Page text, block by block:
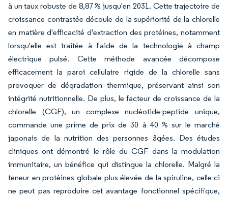
à un taux robuste de 8,87 % jusqu'en 2031. Cette trajectoire de
croissance contrastée découle de la supériorité de la chlorelle
en matière d'efficacité d'extraction des protéines, notamment
lorsqu'elle est traitée à l'aide de la technologie à champ
électrique pulsé. Cette méthode avancée décompose
efficacement la paroi cellulaire rigide de la chlorelle sans
provoquer de dégradation thermique, préservant ainsi son
intégrité nutritionnelle. De plus, le facteur de croissance de la
chlorelle (CGF), un complexe nucléotide-peptide unique,
commande une prime de prix de 30 à 40 % sur le marché
japonais de la nutrition des personnes âgées. Des études
cliniques ont démontré le rôle du CGF dans la modulation
immunitaire, un bénéfice qui distingue la chlorelle. Malgré la
teneur en protéines globale plus élevée de la spiruline, celle-ci
ne peut pas reproduire cet avantage fonctionnel spécifique,